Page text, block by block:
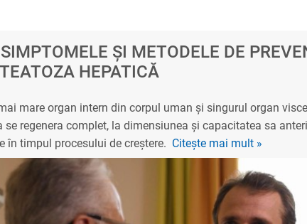
ȘI METODELE DE
HEPATICĂ
mare organ intern din corpul uman și singurul organ
se regenera complet, la dimensiunea și capacitatea sa
în timpul procesului de creștere. Citește mai mult »